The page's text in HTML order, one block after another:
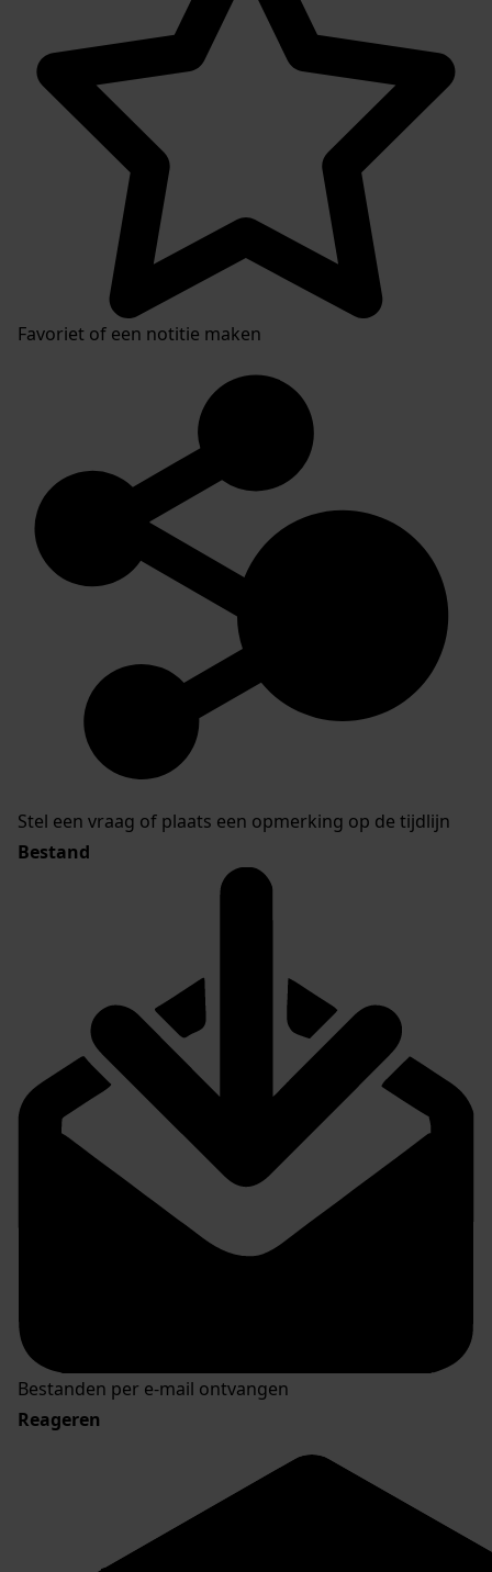
Favoriet of een notitie maken
Stel een vraag of plaats een opmerking op de tijdlijn
Bestand
Bestanden per e-mail ontvangen
Reageren